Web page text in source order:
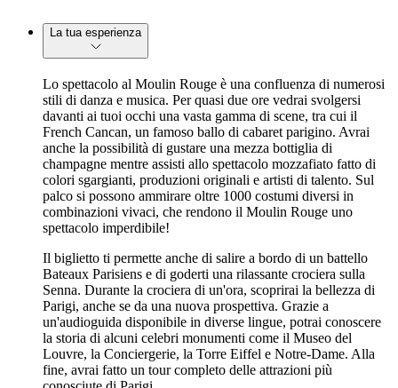
La tua esperienza
Lo spettacolo al Moulin Rouge è una confluenza di numerosi
stili di danza e musica. Per quasi due ore vedrai svolgersi
davanti ai tuoi occhi una vasta gamma di scene, tra cui il
French Cancan, un famoso ballo di cabaret parigino. Avrai
anche la possibilità di gustare una mezza bottiglia di
champagne mentre assisti allo spettacolo mozzafiato fatto di
colori sgargianti, produzioni originali e artisti di talento. Sul
palco si possono ammirare oltre 1000 costumi diversi in
combinazioni vivaci, che rendono il Moulin Rouge uno
spettacolo imperdibile!
Il biglietto ti permette anche di salire a bordo di un battello
Bateaux Parisiens e di goderti una rilassante crociera sulla
Senna. Durante la crociera di un'ora, scoprirai la bellezza di
Parigi, anche se da una nuova prospettiva. Grazie a
un'audioguida disponibile in diverse lingue, potrai conoscere
la storia di alcuni celebri monumenti come il Museo del
Louvre, la Conciergerie, la Torre Eiffel e Notre-Dame. Alla
fine, avrai fatto un tour completo delle attrazioni più